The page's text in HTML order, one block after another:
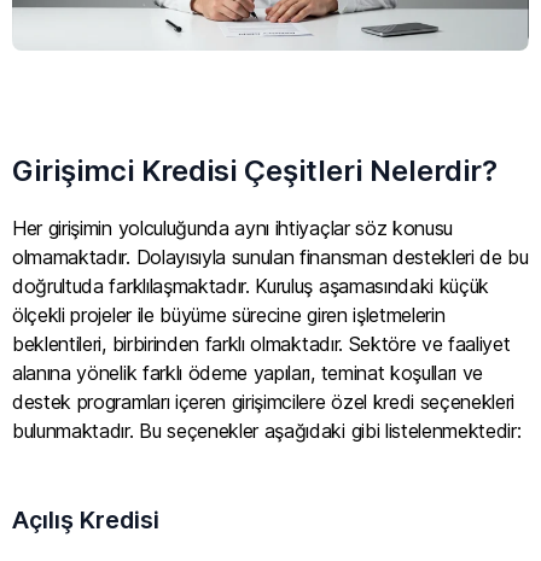
Girişimci Kredisi Çeşitleri Nelerdir?
Her girişimin yolculuğunda aynı ihtiyaçlar söz konusu
olmamaktadır. Dolayısıyla sunulan finansman destekleri de bu
doğrultuda farklılaşmaktadır. Kuruluş aşamasındaki küçük
ölçekli projeler ile büyüme sürecine giren işletmelerin
beklentileri, birbirinden farklı olmaktadır. Sektöre ve faaliyet
alanına yönelik farklı ödeme yapıları, teminat koşulları ve
destek programları içeren girişimcilere özel kredi seçenekleri
bulunmaktadır. Bu seçenekler aşağıdaki gibi listelenmektedir:
Açılış Kredisi